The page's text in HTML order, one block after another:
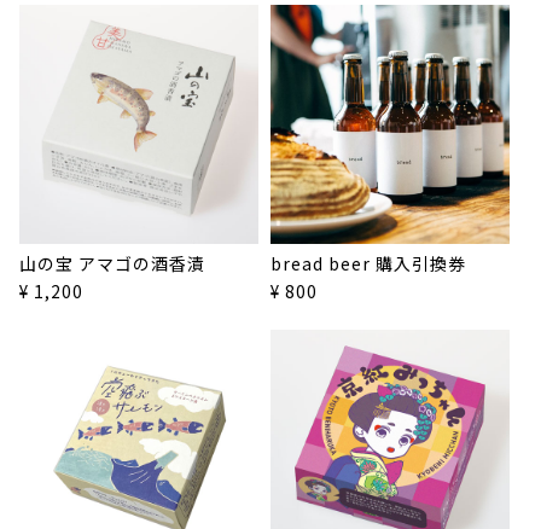
山の宝 アマゴの酒香漬
¥ 1,200
bread beer 購入引換券
¥ 800